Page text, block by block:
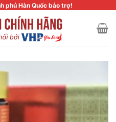
phủ Hàn Quốc bảo trợ!